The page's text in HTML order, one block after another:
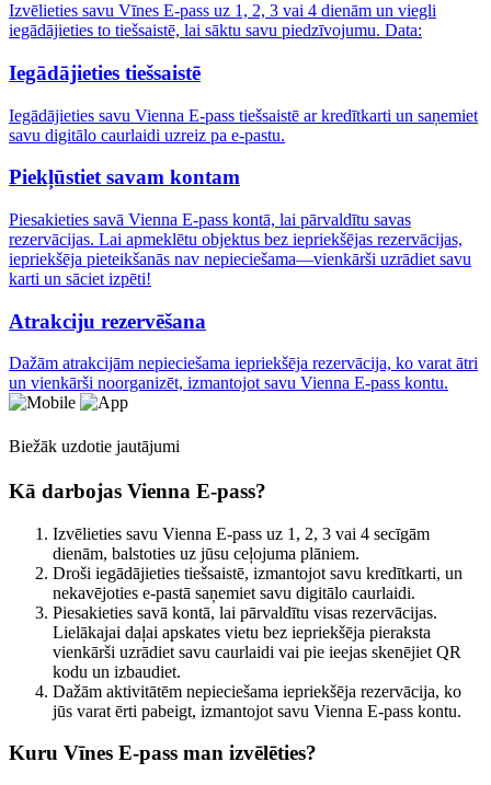
Izvēlieties savu Vīnes E-pass uz 1, 2, 3 vai 4 dienām un viegli
iegādājieties to tiešsaistē, lai sāktu savu piedzīvojumu. Data:
Iegādājieties tiešsaistē
Iegādājieties savu Vienna E-pass tiešsaistē ar kredītkarti un saņemiet
savu digitālo caurlaidi uzreiz pa e-pastu.
Piekļūstiet savam kontam
Piesakieties savā Vienna E-pass kontā, lai pārvaldītu savas
rezervācijas. Lai apmeklētu objektus bez iepriekšējas rezervācijas,
iepriekšēja pieteikšanās nav nepieciešama—vienkārši uzrādiet savu
karti un sāciet izpēti!
Atrakciju rezervēšana
Dažām atrakcijām nepieciešama iepriekšēja rezervācija, ko varat ātri
un vienkārši noorganizēt, izmantojot savu Vienna E-pass kontu.
Biežāk uzdotie jautājumi
Kā darbojas Vienna E-pass?
Izvēlieties savu Vienna E-pass uz 1, 2, 3 vai 4 secīgām
dienām, balstoties uz jūsu ceļojuma plāniem.
Droši iegādājieties tiešsaistē, izmantojot savu kredītkarti, un
nekavējoties e-pastā saņemiet savu digitālo caurlaidi.
Piesakieties savā kontā, lai pārvaldītu visas rezervācijas.
Lielākajai daļai apskates vietu bez iepriekšēja pieraksta
vienkārši uzrādiet savu caurlaidi vai pie ieejas skenējiet QR
kodu un izbaudiet.
Dažām aktivitātēm nepieciešama iepriekšēja rezervācija, ko
jūs varat ērti pabeigt, izmantojot savu Vienna E-pass kontu.
Kuru Vīnes E-pass man izvēlēties?